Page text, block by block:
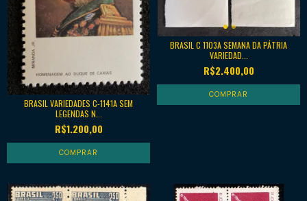
BRASIL VARIEDADES C-1141A SEM
LEGENDAS N...
R$1.200,00
BRASIL C 1103A SEMANA DA PÁTRIA
VARIEDAD...
R$2.400,00